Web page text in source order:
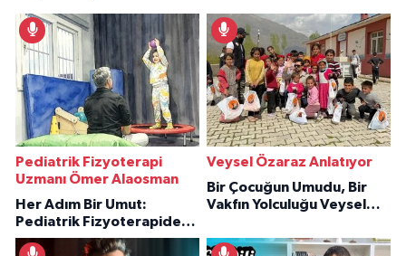
Pediatrik Fizyoterapi
Uzmanı Ömer Alaosman
Her Adım Bir Umut:
Pediatrik Fizyoterapiden
İlham Veren Hikâyeler
Veysel Özaraz Anlatıyor
Bir Çocuğun Umudu, Bir
Vakfın Yolculuğu Veysel